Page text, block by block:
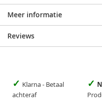
Meer informatie
Reviews
✓ Klarna - Betaal
achteraf
✓